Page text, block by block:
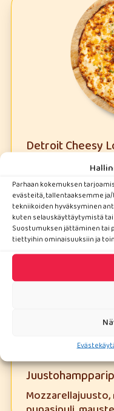
Parhaan kokemuksen
evästeitä, tallentaaksemme
tekniikoiden hyväksyminen
kuten selauskäyttäytymistä
Suostumuksen jättäminen tai
tiettyihin ominaisuuksiin ja
Detroit Cheesy
(L),
juusto,